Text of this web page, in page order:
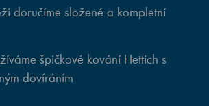
doručíme složené a kompletní
špičkové kování Hettich s
dovíráním